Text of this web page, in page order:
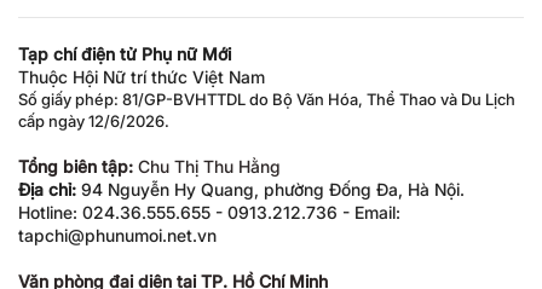
Tạp chí điện tử Phụ nữ Mới
Thuộc Hội Nữ trí thức Việt Nam
Số giấy phép: 81/GP-BVHTTDL do Bộ Văn Hóa, Thể Thao và Du Lịch
cấp ngày 12/6/2026.
Tổng biên tập: Chu Thị Thu Hằng
Địa chỉ: 94 Nguyễn Hy Quang, phường Đống Đa, Hà Nội.
Hotline: 024.36.555.655 - 0913.212.736 - Email:
tapchi@phunumoi.net.vn
Văn phòng đại diện tại TP. Hồ Chí Minh